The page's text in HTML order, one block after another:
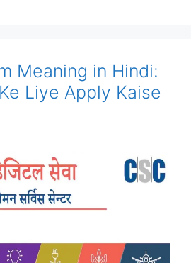
Meaning in Hindi:
Liye Apply Kaise